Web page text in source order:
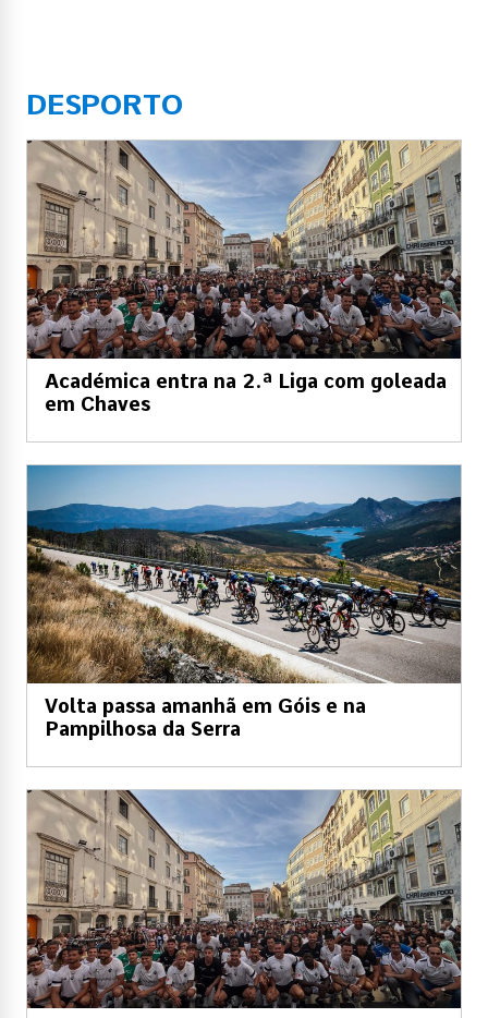
DESPORTO
Académica entra na 2.ª Liga com goleada
em Chaves
Volta passa amanhã em Góis e na
Pampilhosa da Serra